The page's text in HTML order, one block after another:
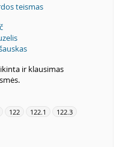
teismas
ir klausimas
122 122.1
122.3